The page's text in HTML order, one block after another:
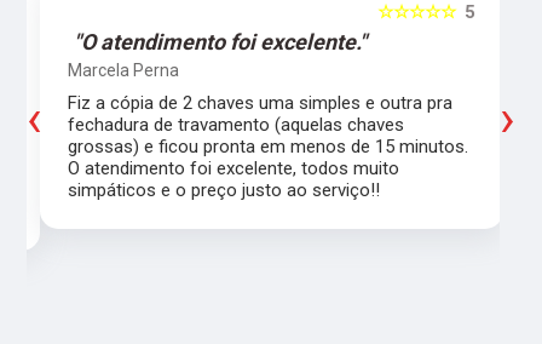
5
☆☆☆☆☆
"O atendimento foi excelente."
Marcela Perna
Fiz a cópia de 2 chaves uma simples e outra pra
fechadura de travamento (aquelas chaves
grossas) e ficou pronta em menos de 15 minutos.
O atendimento foi excelente, todos muito
simpáticos e o preço justo ao serviço!!
‹ ›